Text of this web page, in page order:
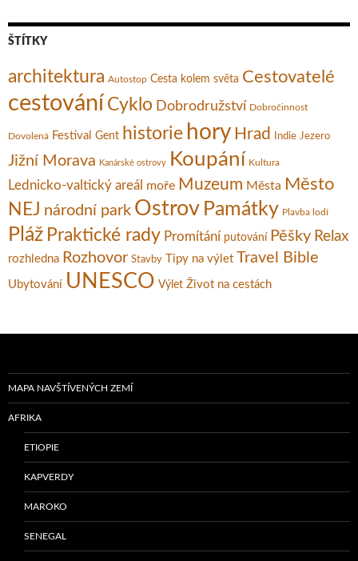
ŠTÍTKY
architektura Autostop Cesta kolem světa Cestovatelé
cestování Cyklo Dobrodružství Dobročinnost
Dovolená Festival Gent historie hory Hrad Indie Jezero
Jižní Morava Kanárské ostrovy Koupání Kultura
Lednicko-valtický areál moře Muzeum Města Město
NEJ národní park Ostrov Památky Plavba lodí
Pláž Praktické rady Promítání putování Pěšky Relax
rozhledna Rozhovor Stavby Tipy na výlet Travel Bible
Ubytování UNESCO Výlet Život na cestách
MAPA NAVŠTÍVENÝCH ZEMÍ
AFRIKA
ETIOPIE
KAPVERDY
MAROKO
SENEGAL